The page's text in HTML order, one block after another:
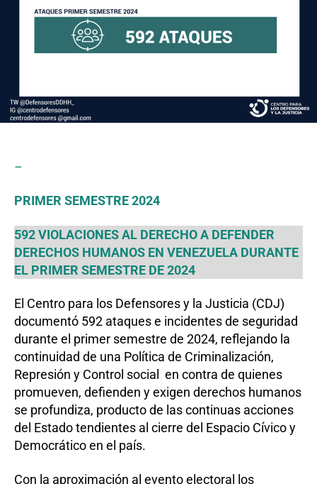
–
PRIMER SEMESTRE 2024
592 VIOLACIONES AL DERECHO A DEFENDER
DERECHOS HUMANOS EN VENEZUELA DURANTE
EL PRIMER SEMESTRE DE 2024
El Centro para los Defensores y la Justicia (CDJ)
documentó 592 ataques e incidentes de seguridad
durante el primer semestre de 2024, reflejando la
continuidad de una Política de Criminalización,
Represión y Control social en contra de quienes
promueven, defienden y exigen derechos humanos
se profundiza, producto de las continuas acciones
del Estado tendientes al cierre del Espacio Cívico y
Democrático en el país.
Con la aproximación al evento electoral los